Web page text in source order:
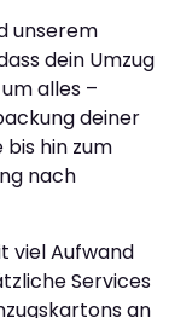
unserem
dein Umzug
alles –
deiner
hin zum
nach
viel Aufwand
Services
an